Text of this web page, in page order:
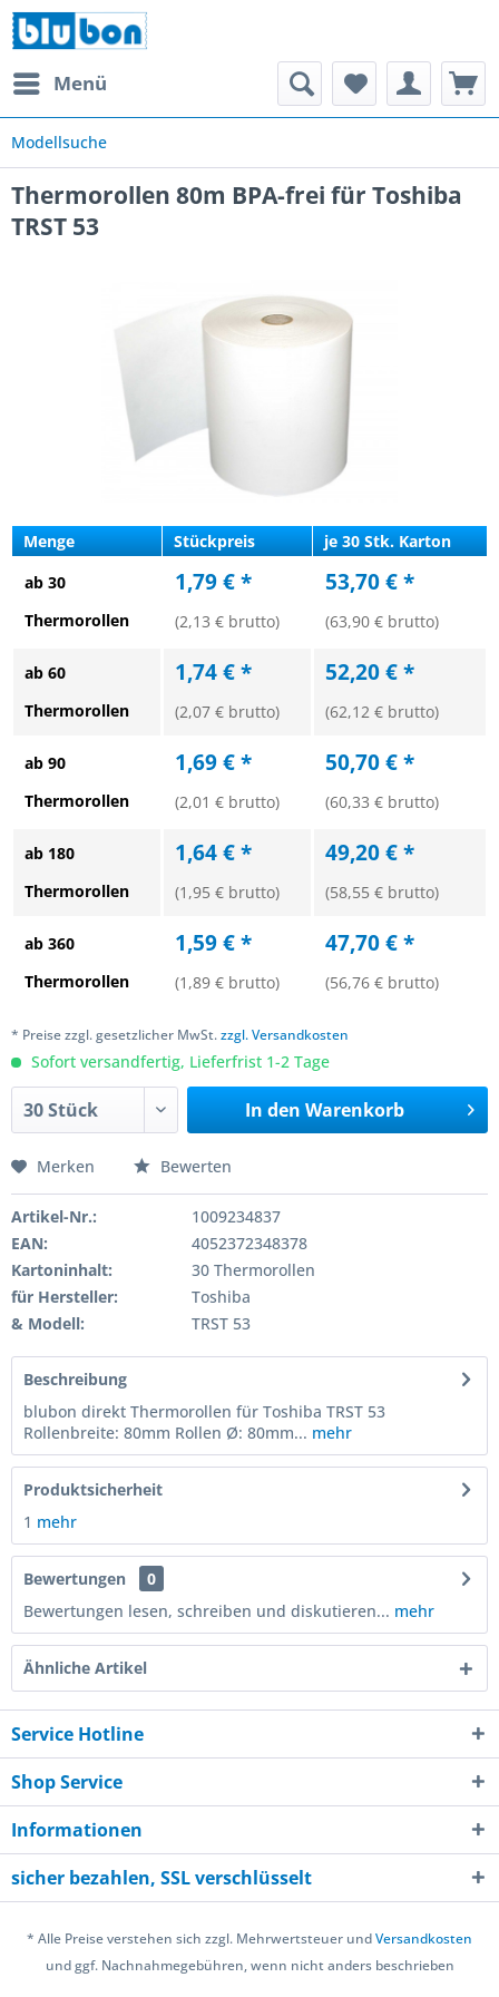
Menü
Modellsuche
Thermorollen 80m BPA-frei für Toshiba
TRST 53
Menge Stückpreis
je 30 Stk. Karton
ab 30
Thermorollen
1,79 € *
(2,13 € brutto)
53,70 € *
(63,90 € brutto)
ab 60
Thermorollen
1,74 € *
(2,07 € brutto)
52,20 € *
(62,12 € brutto)
ab 90
Thermorollen
1,69 € *
(2,01 € brutto)
50,70 € *
(60,33 € brutto)
ab 180
Thermorollen
1,64 € *
(1,95 € brutto)
49,20 € *
(58,55 € brutto)
ab 360
Thermorollen
1,59 € *
(1,89 € brutto)
47,70 € *
(56,76 € brutto)
* Preise zzgl. gesetzlicher MwSt.zzgl. Versandkosten
Sofort versandfertig, Lieferfrist 1-2 Tage
In den Warenkorb
Merken Bewerten
Artikel-Nr.:
1009234837
EAN:
4052372348378
Kartoninhalt:
30 Thermorollen
für Hersteller:
Toshiba
& Modell:
TRST 53
Beschreibung
blubon direkt Thermorollen für Toshiba TRST 53
Rollenbreite: 80mm Rollen Ø: 80mm... mehr
Produktsicherheit
1 mehr
Bewertungen
0
Bewertungen lesen, schreiben und diskutieren... mehr
Ähnliche Artikel
Service Hotline
Shop Service
Informationen
sicher bezahlen, SSL verschlüsselt
* Alle Preise verstehen sich zzgl. Mehrwertsteuer undVersandkosten
und ggf. Nachnahmegebühren, wenn nicht anders beschrieben